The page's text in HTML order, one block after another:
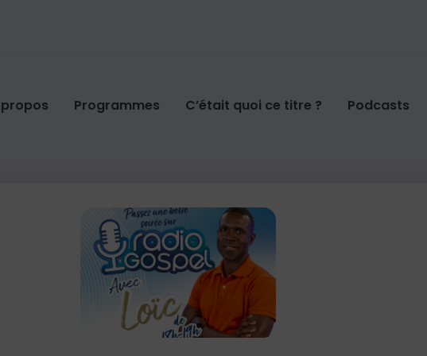
propos Programmes C’était quoi ce titre ? Podcasts